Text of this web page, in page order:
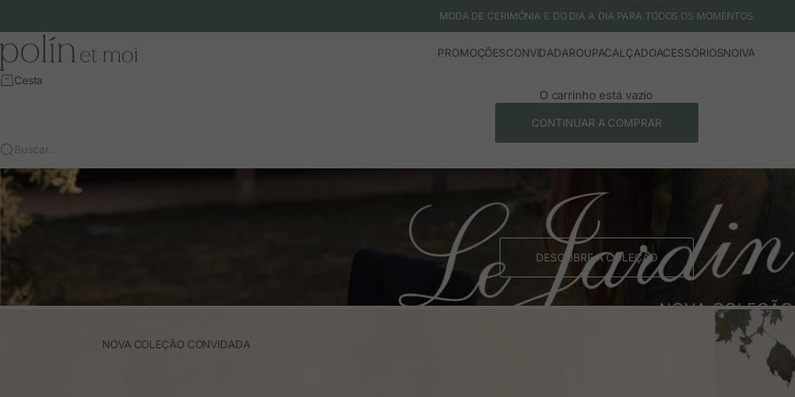
MODA DE CERIMÓNIA E DO DIA A DIA PARA TODOS OS MOMENTOS
Polín et moi - EU
PROMOÇÕESCONVIDADAROUPACALÇADOACESSÓRIOSNOIVA
Cesta
O carrinho está vazio
CONTINUAR A COMPRAR
Buscar…
DESCUBRE A COLEÇÃO
NOVA COLEÇÃO CONVIDADA